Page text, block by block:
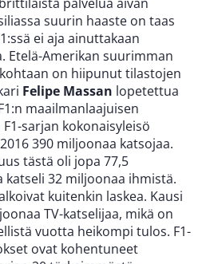
suurin haaste on taas
ei aja ainuttakaan
Etelä-Amerikan suurimman
on hiipunut tilastojen
Felipe Massan lopetettua
maailmanlaajuisen
sarjan kokonaisyleisö
390 miljoonaa katsojaa.
tästä oli jopa 77,5
katseli 32 miljoonaa ihmistä.
kuitenkin laskea. Kausi
TV-katselijaa, mikä on
vuotta heikompi tulos. F1-
ovat kohentuneet